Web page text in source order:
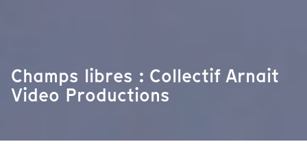
Champs libres : Collectif Arnait
Video Productions